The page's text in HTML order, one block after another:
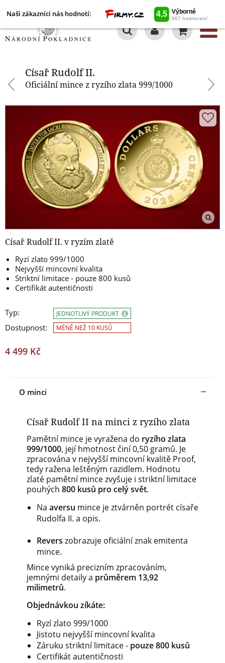
Naši zákazníci nás hodnotí:
Císař Rudolf II.
Oficiální mince z ryzího zlata 999/1000
Císař Rudolf II. v ryzím zlatě
Ryzí zlato 999/1000
Nejvyšší mincovní kvalita
Striktní limitace - pouze 800 kusů
Certifikát autentičnosti
Typ:
Dostupnost:
JEDNOTLIVÝ PRODUKT
MÉNĚ NEŽ 10 KUSŮ
4 499 Kč
O minci
Císař Rudolf II na minci z ryzího zlata
Pamětní mince je vyražena do ryzího zlata
999/1000, její hmotnost činí 0,50 gramů. Je
zpracována v nejvyšší mincovní kvalitě Proof,
tedy ražena leštěným razidlem. Hodnotu
zlaté pamětní mince zvyšuje i striktní limitace
pouhých 800 kusů pro celý svět.
Na aversu mince je ztvárněn portrét císaře
Rudolfa II. a opis.
Revers zobrazuje oficiální znak emitenta
mince.
Mince vyniká precizním zpracováním,
jemnými detaily a průměrem 13,92
milimetrů.
Objednávkou zíkáte:
Ryzí zlato 999/1000
Jistotu nejvyšší mincovní kvalita
Záruku striktní limitace - pouze 800 kusů
Certifikát autentičnosti
Císař Rudolf II.